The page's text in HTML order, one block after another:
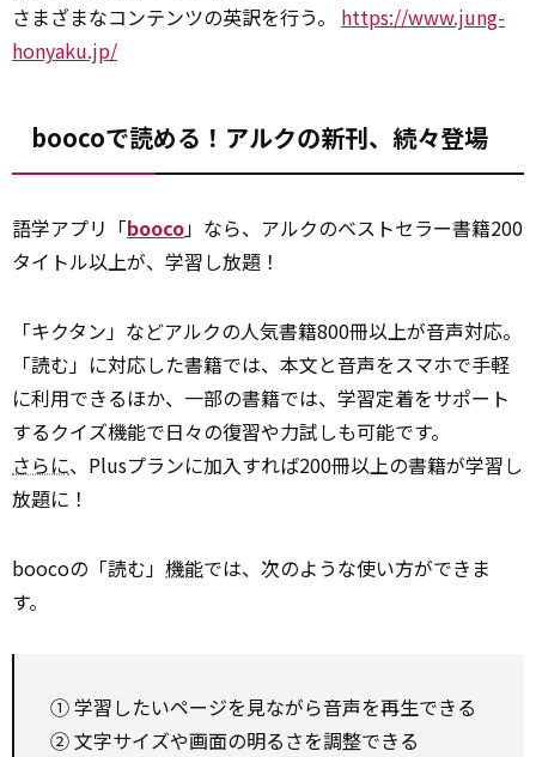
さまざまなコンテンツの英訳を行う。 https://www.jung-
honyaku.jp/
boocoで読める！アルクの新刊、続々登場
語学アプリ「booco」なら、アルクのベストセラー書籍200
タイトル以上が、学習し放題！
「キクタン」などアルクの人気書籍800冊以上が音声対応。
「読む」に対応した書籍では、本文と音声をスマホで手軽
に利用できるほか、一部の書籍では、学習定着をサポート
するクイズ機能で日々の復習や力試しも可能です。
さらに、Plusプランに加入すれば200冊以上の書籍が学習し
放題に！
boocoの「読む」 機能では、次のような使い方ができま
す。
① 学習したいページを見ながら音声を再生できる
② 文字サイズや画面の明るさを調整できる